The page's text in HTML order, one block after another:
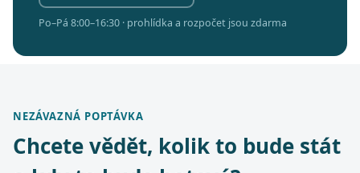
Po–Pá 8:00–16:30 · prohlídka a rozpočet jsou zdarma
NEZÁVAZNÁ POPTÁVKA
Chcete vědět, kolik to bude stát